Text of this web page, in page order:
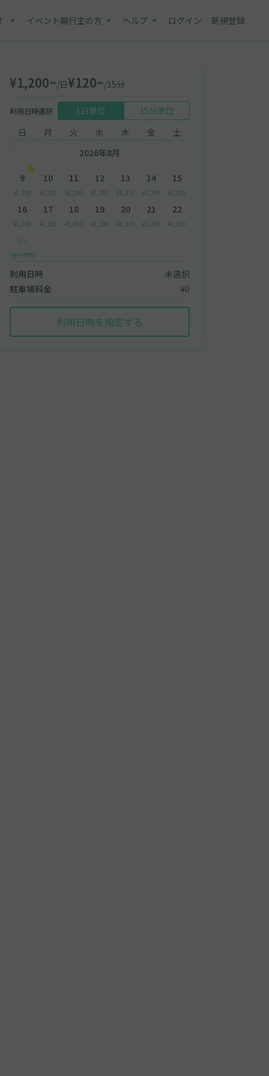
イベント興行主の方 ヘルプ ログイン 新規登録
¥1,200~/日¥120~/15分
利用日時選択 1日単位
15分単位
日
月 火 水 木 金
土
2026年8月
9
¥1,200
10
¥1,200
11
¥1,200
12
¥1,200
13
¥1,200
14
¥1,200
15
¥1,200
16
¥1,200
17
¥1,200
18
¥1,200
19
¥1,200
20
¥1,200
21
¥1,200
22
¥1,200
先行予約
利用日時
未選択
駐車場料金
¥0
利用日時を指定する